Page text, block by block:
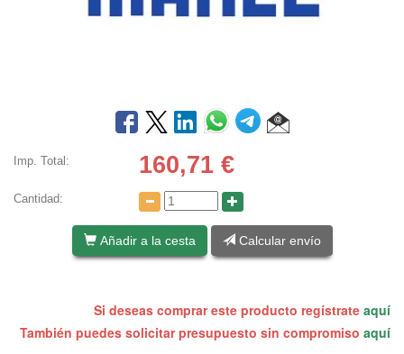
Imp. Total: 160,71 €
Cantidad:
Añadir a la cesta Calcular envío
Si deseas comprar este producto regístrate aquí
También puedes solicitar presupuesto sin compromiso aquí